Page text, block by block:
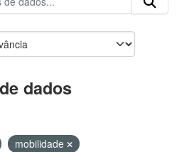
dados
mobilidade